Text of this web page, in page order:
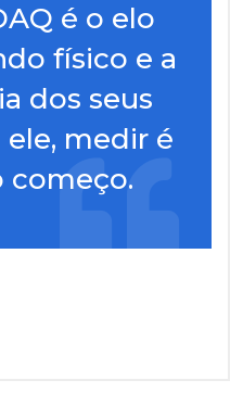
é o elo
físico e a
dos seus
medir é
começo.